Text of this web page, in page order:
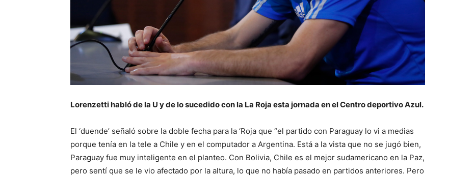
Lorenzetti habló de la U y de lo sucedido con la La Roja esta jornada en el Centro deportivo Azul.
El ‘duende’ señaló sobre la doble fecha para la ‘Roja que “el partido con Paraguay lo vi a medias
porque tenía en la tele a Chile y en el computador a Argentina. Está a la vista que no se jugó bien,
Paraguay fue muy inteligente en el planteo. Con Bolivia, Chile es el mejor sudamericano en la Paz,
pero sentí que se le vio afectado por la altura, lo que no había pasado en partidos anteriores. Pero